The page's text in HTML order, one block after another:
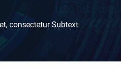
consectetur Subtext